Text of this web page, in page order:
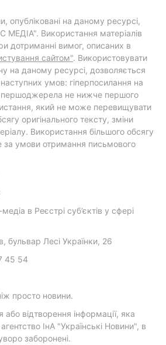
опубліковані на даному ресурсі,
Використання матеріалів
дотриманні вимог, описаних в
сайтом". Використовувати
на даному ресурсі, дозволяється
умов: гіперпосилання на
першоджерела не нижче першого
який не може перевищувати
оригінального тексту, зміни
Використання більшого обсягу
умови отримання письмового
в Реєстрі суб’єктів у сфері
бульвар Лесі Українки, 26
45 54
просто новини.
відтворення інформації, яка
ІнА "Українські Новини", в
заборонені.